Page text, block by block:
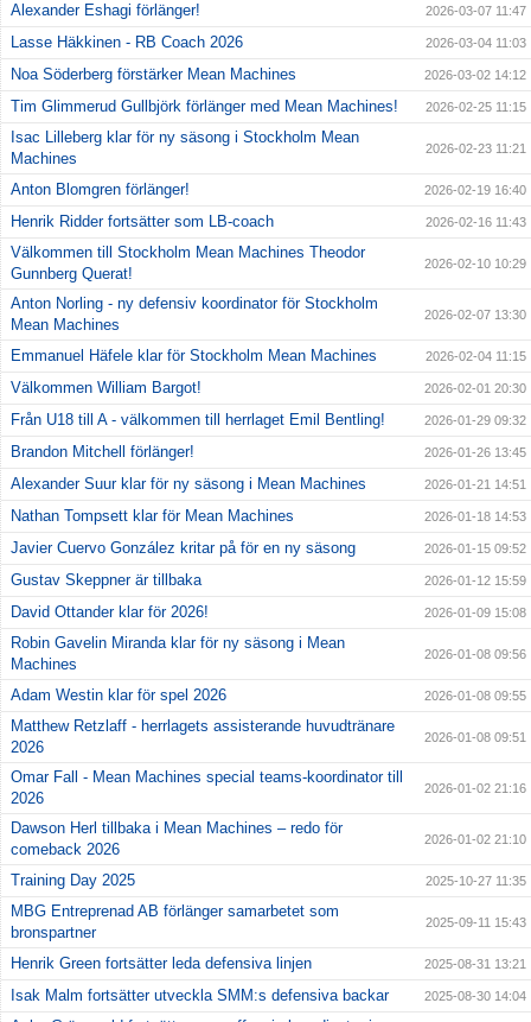
Alexander Eshagi förlänger! 2026-03-07 11:47
Lasse Häkkinen - RB Coach 2026 2026-03-04 11:03
Noa Söderberg förstärker Mean Machines 2026-03-02 14:12
Tim Glimmerud Gullbjörk förlänger med Mean Machines! 2026-02-25 11:15
Isac Lilleberg klar för ny säsong i Stockholm Mean
Machines
2026-02-23 11:21
Anton Blomgren förlänger! 2026-02-19 16:40
Henrik Ridder fortsätter som LB-coach 2026-02-16 11:43
Välkommen till Stockholm Mean Machines Theodor
Gunnberg Querat!
2026-02-10 10:29
Anton Norling - ny defensiv koordinator för Stockholm
Mean Machines
2026-02-07 13:30
Emmanuel Häfele klar för Stockholm Mean Machines 2026-02-04 11:15
Välkommen William Bargot! 2026-02-01 20:30
Från U18 till A - välkommen till herrlaget Emil Bentling! 2026-01-29 09:32
Brandon Mitchell förlänger! 2026-01-26 13:45
Alexander Suur klar för ny säsong i Mean Machines 2026-01-21 14:51
Nathan Tompsett klar för Mean Machines 2026-01-18 14:53
Javier Cuervo González kritar på för en ny säsong 2026-01-15 09:52
Gustav Skeppner är tillbaka 2026-01-12 15:59
David Ottander klar för 2026! 2026-01-09 15:08
Robin Gavelin Miranda klar för ny säsong i Mean
Machines
2026-01-08 09:56
Adam Westin klar för spel 2026 2026-01-08 09:55
Matthew Retzlaff - herrlagets assisterande huvudtränare
2026
2026-01-08 09:51
Omar Fall - Mean Machines special teams-koordinator till
2026
2026-01-02 21:16
Dawson Herl tillbaka i Mean Machines – redo för
comeback 2026
2026-01-02 21:10
Training Day 2025 2025-10-27 11:35
MBG Entreprenad AB förlänger samarbetet som
bronspartner
2025-09-11 15:43
Henrik Green fortsätter leda defensiva linjen 2025-08-31 13:21
Isak Malm fortsätter utveckla SMM:s defensiva backar 2025-08-30 14:04